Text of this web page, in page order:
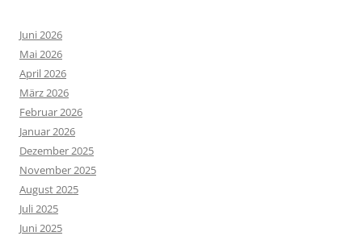
Juni 2026
Mai 2026
April 2026
März 2026
Februar 2026
Januar 2026
Dezember 2025
November 2025
August 2025
Juli 2025
Juni 2025